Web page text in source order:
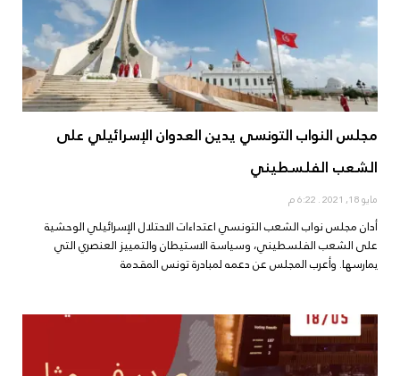
مجلس النواب التونسي يدين العدوان الإسرائيلي على
الشعب الفلسطيني
مايو 18, 2021
أدان مجلس نواب الشعب التونسي اعتداءات الاحتلال الإسرائيلي الوحشية
على الشعب الفلسطيني، وسياسة الاستيطان والتمييز العنصري التي
يمارسها. وأعرب المجلس عن دعمه لمبادرة تونس المقدمة